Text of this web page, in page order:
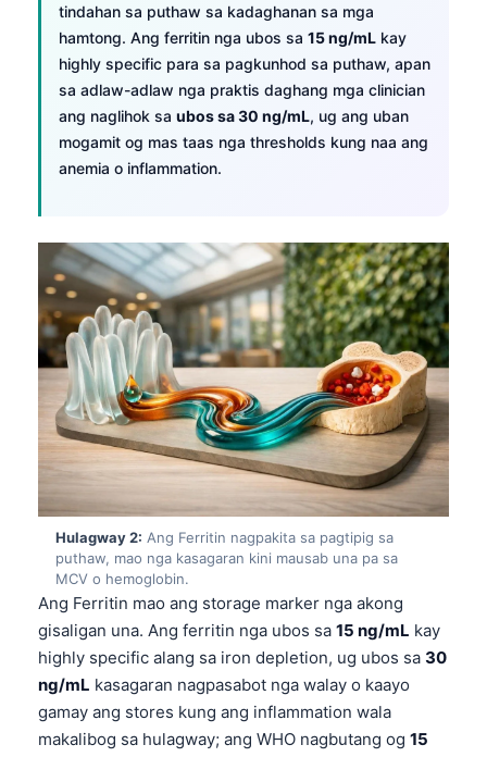
tindahan sa puthaw sa kadaghanan sa mga
hamtong. Ang ferritin nga ubos sa 15 ng/mL kay
highly specific para sa pagkunhod sa puthaw, apan
sa adlaw-adlaw nga praktis daghang mga clinician
ang naglihok sa ubos sa 30 ng/mL, ug ang uban
mogamit og mas taas nga thresholds kung naa ang
anemia o inflammation.
Hulagway 2: Ang Ferritin nagpakita sa pagtipig sa
puthaw, mao nga kasagaran kini mausab una pa sa
MCV o hemoglobin.
Ang Ferritin mao ang storage marker nga akong
gisaligan una. Ang ferritin nga ubos sa 15 ng/mL kay
highly specific alang sa iron depletion, ug ubos sa 30
ng/mL kasagaran nagpasabot nga walay o kaayo
gamay ang stores kung ang inflammation wala
makalibog sa hulagway; ang WHO nagbutang og 15